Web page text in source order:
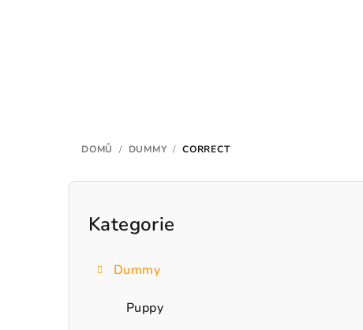
DOMŮ / DUMMY / CORRECT
P
Přeskočit
Kategorie
Dummy
Puppy